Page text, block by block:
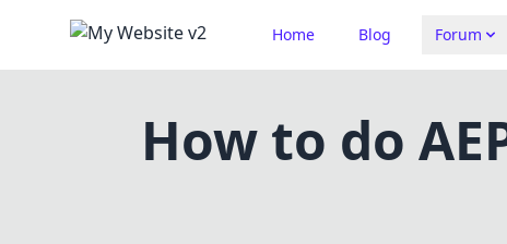
Home Blog Forum
How to do